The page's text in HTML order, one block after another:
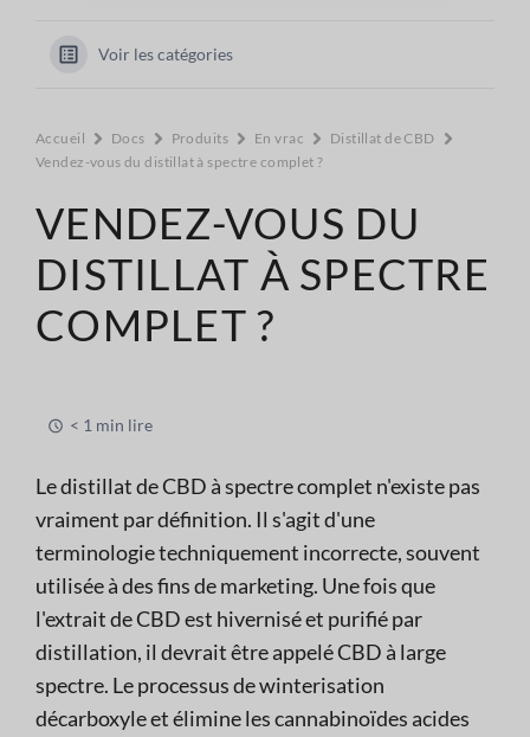
Voir les catégories
Accueil Docs Produits En vrac
Distillat de CBD
Vendez-vous du distillat à spectre complet ?
VENDEZ-VOUS DU
DISTILLAT À SPECTRE
COMPLET ?
< 1 min lire
Le distillat de CBD à spectre complet n'existe pas
vraiment par définition. Il s'agit d'une
terminologie techniquement incorrecte, souvent
utilisée à des fins de marketing. Une fois que
l'extrait de CBD est hivernisé et purifié par
distillation, il devrait être appelé CBD à large
spectre. Le processus de winterisation
décarboxyle et élimine les cannabinoïdes acides